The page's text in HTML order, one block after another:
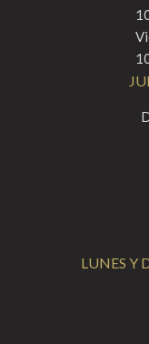
LUNES Y